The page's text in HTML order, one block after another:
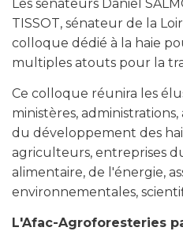
Les sénateurs Daniel
TISSOT, sénateur de la
colloque dédié à la haie
multiples atouts pour la
Ce colloque réunira les
ministères,
du développement des
agriculteurs, entreprises
alimentaire, de l'énergie,
environnementales,
L'Afac-Agroforesteries